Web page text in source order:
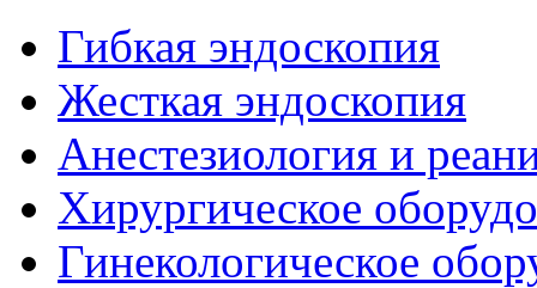
Гибкая эндоскопия
Жесткая эндоскопия
Анестезиология и
Хирургическое
Гинекологическое